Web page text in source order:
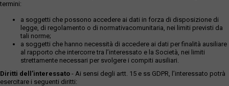
termini:
a soggetti che possono accedere ai dati in forza di disposizione di
legge, di regolamento o di normativacomunitaria, nei limiti previsti da
tali norme;
a soggetti che hanno necessità di accedere ai dati per finalità ausiliare
al rapporto che intercorre tra l’interessato e la Società, nei limiti
strettamente necessari per svolgere i compiti ausiliari.
Diritti dell’interessato - Ai sensi degli artt. 15 e ss GDPR, l’interessato potrà
esercitare i seguenti diritti: